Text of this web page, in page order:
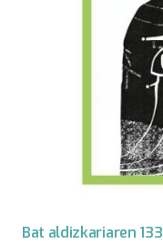
Bat aldizkariaren